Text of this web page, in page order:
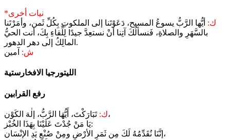
*نيات أخرى
ك: أيُّها الرَّبُّ يسوعُ المسيح، دَعَوْتَنا إلى الملكوتِ بِكُلِّ ثَمن، وأمَرْتَنا
بالسَّهَرِ والصلاةِ، فَنسألُكَ آتِنا أنْ نستعِدَّ جيدًا لِلِّقاءِ بِكَ، أنت الحيُّ
المالِكُ إلى دهر الدهور.
ش: آمين
رفع القرابين
ك:تَبَارَكْتَ، أَيُّهَا الرَّبُّ، إلٰهَ الكَوْن،
يَا مَنْ جُدْتَ عَلَيْنَا بِهَذَا الخُبْز:
إنَّنَا نُقَدِّمُهُ لَكَ مِن ثَمَرِ الأرْضِ ومِنْ صُنْعِ يَدِ الإنْسَان،